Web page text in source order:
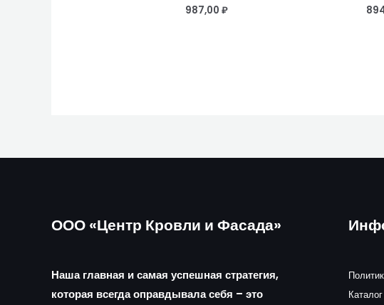
987,00 ₽
ООО «Центр Кровли и Фасада»
Наша главная и самая успешная стратегия,
которая всегда оправдывала себя – это